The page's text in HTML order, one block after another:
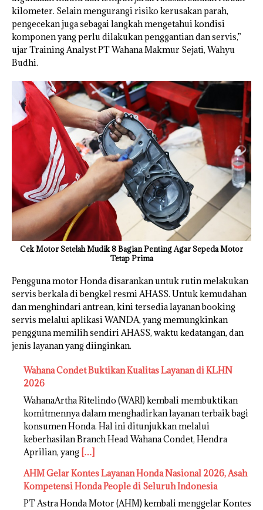
kilometer. Selain mengurangi risiko kerusakan parah,
pengecekan juga sebagai langkah mengetahui kondisi
komponen yang perlu dilakukan penggantian dan servis,”
ujar Training Analyst PT Wahana Makmur Sejati, Wahyu
Budhi.
Cek Motor Setelah Mudik 8 Bagian Penting Agar Sepeda Motor
Tetap Prima
Pengguna motor Honda disarankan untuk rutin melakukan
servis berkala di bengkel resmi AHASS. Untuk kemudahan
dan menghindari antrean, kini tersedia layanan booking
servis melalui aplikasi WANDA, yang memungkinkan
pengguna memilih sendiri AHASS, waktu kedatangan, dan
jenis layanan yang diinginkan.
Wahana Condet Buktikan Kualitas Layanan di KLHN
2026
WahanaArtha Ritelindo (WARI) kembali membuktikan
komitmennya dalam menghadirkan layanan terbaik bagi
konsumen Honda. Hal ini ditunjukkan melalui
keberhasilan Branch Head Wahana Condet, Hendra
Aprilian, yang […]
AHM Gelar Kontes Layanan Honda Nasional 2026, Asah
Kompetensi Honda People di Seluruh Indonesia
PT Astra Honda Motor (AHM) kembali menggelar Kontes